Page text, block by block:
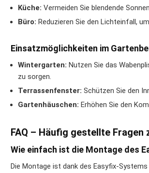
Küche: Vermeiden Sie blendende
Büro: Reduzieren Sie den Lichteinfall,
Einsatzmöglichkeiten im
Wintergarten: Nutzen Sie das
zu sorgen.
Terrassenfenster: Schützen Sie den
Gartenhäuschen: Erhöhen Sie den
FAQ – Häufig gestellte Fragen
Wie einfach ist die Montage des
Die Montage ist dank des Easyfix-